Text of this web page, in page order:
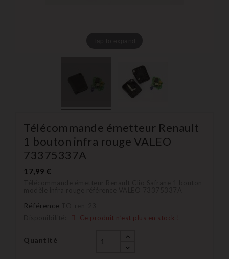
Télécommande émetteur Renault
1 bouton infra rouge VALEO
73375337A
17,99 €
Référence
Ce produit n’est plus en stock !
Quantité